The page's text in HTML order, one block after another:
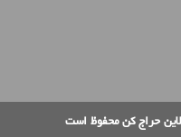
حراج کن محفوظ است